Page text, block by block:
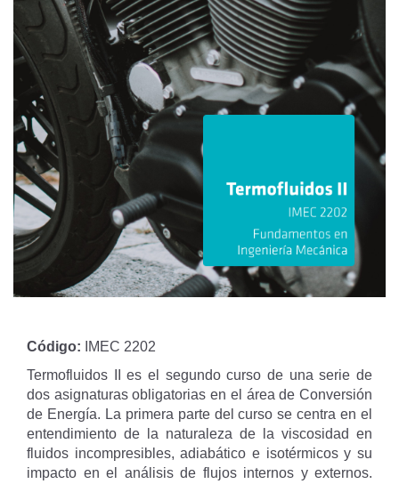
Código:
IMEC 2202
Termofluidos II es el segundo curso de una serie de
dos asignaturas obligatorias en el área de Conversión
de Energía. La primera parte del curso se centra en el
entendimiento de la naturaleza de la viscosidad en
fluidos incompresibles, adiabático e isotérmicos y su
impacto en el análisis de flujos internos y externos.